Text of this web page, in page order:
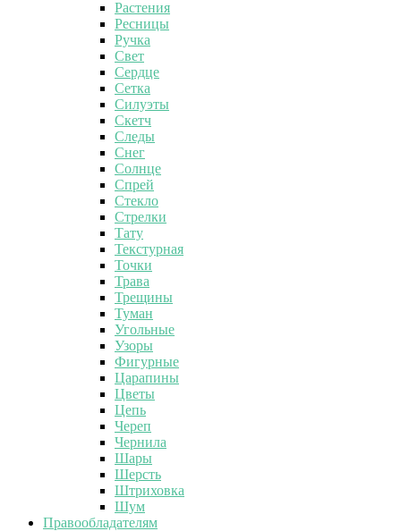
Растения
Ресницы
Ручка
Свет
Сердце
Сетка
Силуэты
Скетч
Следы
Снег
Солнце
Спрей
Стекло
Стрелки
Тату
Текстурная
Точки
Трава
Трещины
Туман
Угольные
Узоры
Фигурные
Царапины
Цветы
Цепь
Череп
Чернила
Шары
Шерсть
Штриховка
Шум
Правообладателям